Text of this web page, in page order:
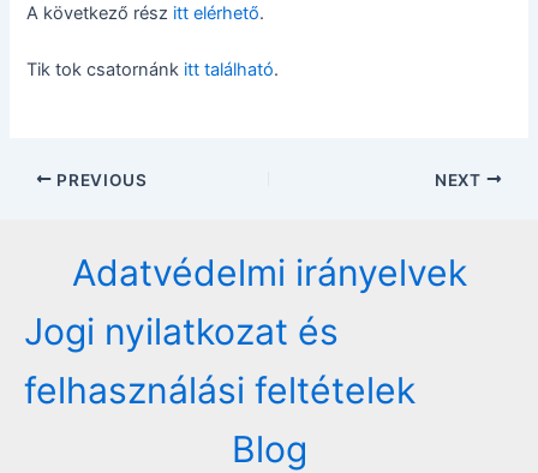
A következő rész itt elérhető.
Tik tok csatornánk itt található.
Post
PREVIOUS NEXT
Adatvédelmi irányelvek
Jogi nyilatkozat és
felhasználási feltételek
Blog